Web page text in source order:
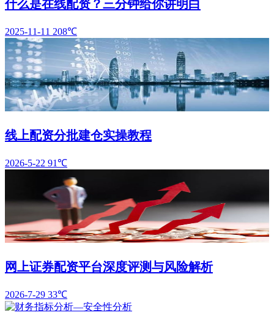
什么是在线配资？三分钟给你讲明白
2025-11-11 208℃
线上配资分批建仓实操教程
2026-5-22 91℃
网上证券配资平台深度评测与风险解析
2026-7-29 33℃